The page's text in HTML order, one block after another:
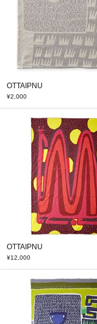
OTTAIPNU
¥2,000
OTTAIPNU
¥12,000